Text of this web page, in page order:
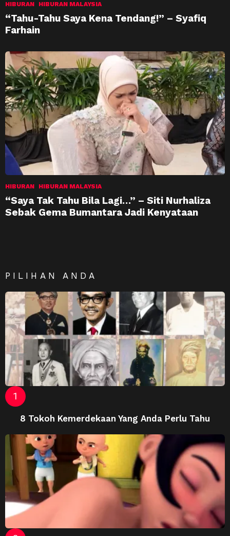
HIBURAN HIBURAN MALAYSIA
“Tahu-Tahu Saya Kena Tendang!” – Syafiq
Farhain
HIBURAN HIBURAN MALAYSIA
“Saya Tak Tahu Bila Lagi…” – Siti Nurhaliza
Sebak Gema Bumantara Jadi Kenyataan
PILIHAN ANDA
8 Tokoh Kemerdekaan Yang Anda Perlu Tahu